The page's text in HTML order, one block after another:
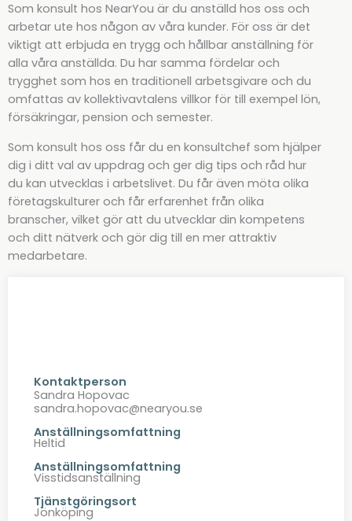
Som konsult hos NearYou är du anställd hos oss och
arbetar ute hos någon av våra kunder. För oss är det
viktigt att erbjuda en trygg och hållbar anställning för
alla våra anställda. Du har samma fördelar och
trygghet som hos en traditionell arbetsgivare och du
omfattas av kollektivavtalens villkor för till exempel lön,
försäkringar, pension och semester.
Som konsult hos oss får du en konsultchef som hjälper
dig i ditt val av uppdrag och ger dig tips och råd hur
du kan utvecklas i arbetslivet. Du får även möta olika
företagskulturer och får erfarenhet från olika
branscher, vilket gör att du utvecklar din kompetens
och ditt nätverk och gör dig till en mer attraktiv
medarbetare.
Kontaktperson
Sandra Hopovac
sandra.hopovac@nearyou.se
Anställningsomfattning
Heltid
Anställningsomfattning
Visstidsanställning
Tjänstgöringsort
Jönköping